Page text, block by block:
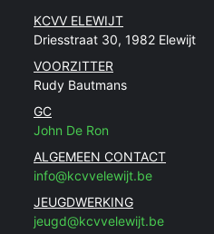
KCVV ELEWIJT
Driesstraat 30, 1982 Elewijt
VOORZITTER
Rudy Bautmans
GC
John De Ron
ALGEMEEN CONTACT
info@kcvvelewijt.be
JEUGDWERKING
jeugd@kcvvelewijt.be